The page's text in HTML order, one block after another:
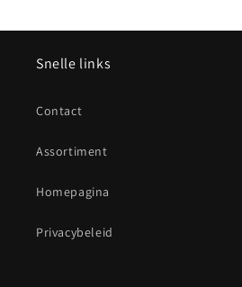
Snelle links
Contact
Assortiment
Homepagina
Privacybeleid